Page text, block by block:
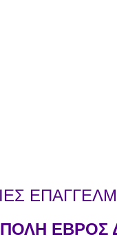
ΕΒΡΟΣ